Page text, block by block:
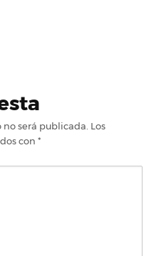
será publicada. Los
con *